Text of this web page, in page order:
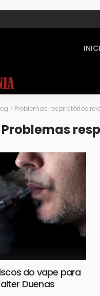
> Problemas respiratórios
do vape para
Duenas